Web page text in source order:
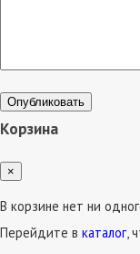
Опубликовать
Корзина
×
В корзине нет ни
Перейдите в каталог,